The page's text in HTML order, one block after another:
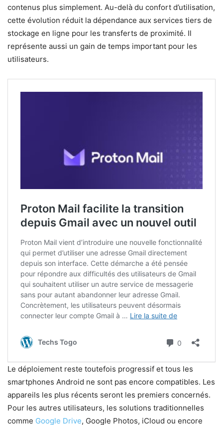
contenus plus simplement. Au-delà du confort d’utilisation,
cette évolution réduit la dépendance aux services tiers de
stockage en ligne pour les transferts de proximité. Il
représente aussi un gain de temps important pour les
utilisateurs.
Le déploiement reste toutefois progressif et tous les
smartphones Android ne sont pas encore compatibles. Les
appareils les plus récents seront les premiers concernés.
Pour les autres utilisateurs, les solutions traditionnelles
comme Google Drive, Google Photos, iCloud ou encore